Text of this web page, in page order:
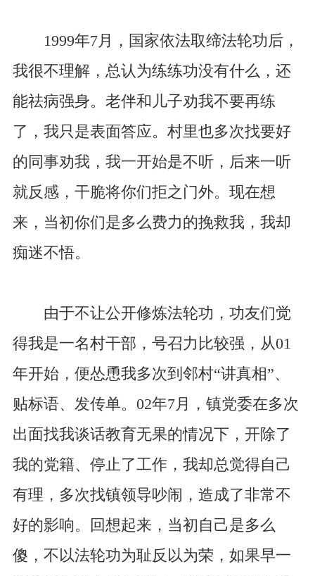
1999年7月，国家依法取缔法轮功后，
我很不理解，总认为练练功没有什么，还
能祛病强身。老伴和儿子劝我不要再练
了，我只是表面答应。村里也多次找要好
的同事劝我，我一开始是不听，后来一听
就反感，干脆将你们拒之门外。现在想
来，当初你们是多么费力的挽救我，我却
痴迷不悟。
由于不让公开修炼法轮功，功友们觉
得我是一名村干部，号召力比较强，从01
年开始，便怂恿我多次到邻村“讲真相”、
贴标语、发传单。02年7月，镇党委在多次
出面找我谈话教育无果的情况下，开除了
我的党籍、停止了工作，我却总觉得自己
有理，多次找镇领导吵闹，造成了非常不
好的影响。回想起来，当初自己是多么
傻，不以法轮功为耻反以为荣，如果早一